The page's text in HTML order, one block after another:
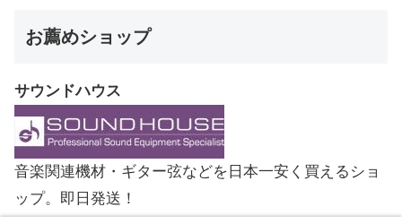
お薦めショップ
サウンドハウス
音楽関連機材・ギター弦などを日本一安く買えるショ
ップ。即日発送！